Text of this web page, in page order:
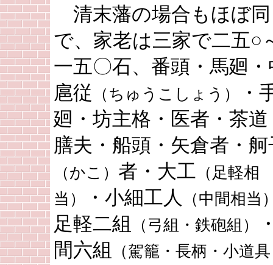
清末藩の場合もほぼ
で、家老は三家で二五○
一五〇石、番頭・馬廻・
扈従
（ちゅうこしょう）
・
廻・坊主格・医者・茶道
膳夫・船頭・矢倉者・舸
（かこ） 者・大工 （足軽相
当）
・小細工人 （中間相当
足軽二組 （弓組・鉄砲組）
間六組
（駕籠・長柄・小道